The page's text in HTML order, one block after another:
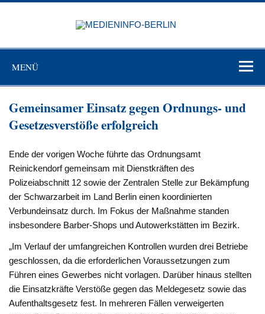
Zum
MENÜ
Gemeinsamer Einsatz gegen Ordnungs- und
Gesetzesverstöße erfolgreich
Ende der vorigen Woche führte das Ordnungsamt
Reinickendorf gemeinsam mit Dienstkräften des
Polizeiabschnitt 12 sowie der Zentralen Stelle zur Bekämpfung
der Schwarzarbeit im Land Berlin einen koordinierten
Verbundeinsatz durch. Im Fokus der Maßnahme standen
insbesondere Barber-Shops und Autowerkstätten im Bezirk.
„Im Verlauf der umfangreichen Kontrollen wurden drei Betriebe
geschlossen, da die erforderlichen Voraussetzungen zum
Führen eines Gewerbes nicht vorlagen. Darüber hinaus stellten
die Einsatzkräfte Verstöße gegen das Meldegesetz sowie das
Aufenthaltsgesetz fest. In mehreren Fällen verweigerten